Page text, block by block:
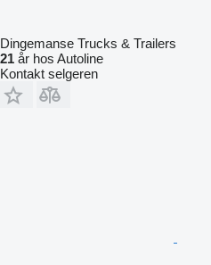
Dingemanse Trucks & Trailers
21 år hos Autoline
Kontakt selgeren